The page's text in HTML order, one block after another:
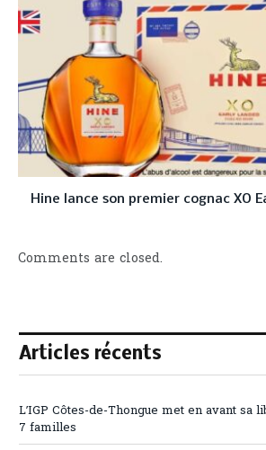
Hine lance son premier cognac XO
Comments are closed.
Articles récents
L’IGP Côtes-de-Thongue met en avant sa
7 familles